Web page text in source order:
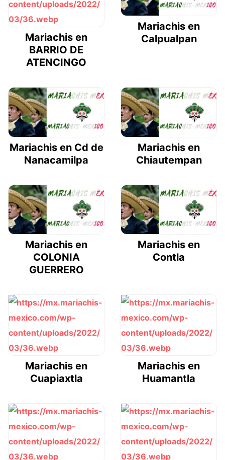
Mariachis en
BARRIO DE
ATENCINGO
Mariachis en
Calpualpan
Mariachis en Cd de
Nanacamilpa
Mariachis en
Chiautempan
Mariachis en
COLONIA
GUERRERO
Mariachis en
Contla
Mariachis en
Cuapiaxtla
Mariachis en
Huamantla